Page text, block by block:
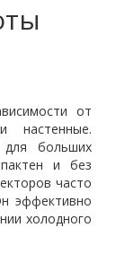
от
настенные.
больших
и без
часто
эффективно
холодного